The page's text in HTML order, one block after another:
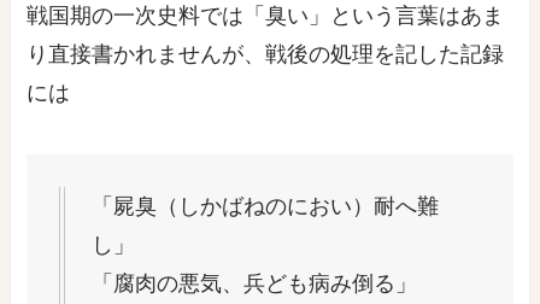
戦国期の一次史料では「臭い」という言葉はあま
り直接書かれませんが、戦後の処理を記した記録
には
「屍臭（しかばねのにおい）耐へ難
し」
「腐肉の悪気、兵ども病み倒る」